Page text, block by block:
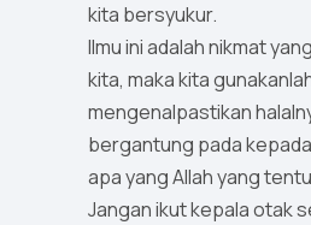
kita bersyukur.
Ilmu ini adalah nikmat
kita, maka kita
mengenalpastikan
bergantung pada
apa yang Allah yang
Jangan ikut kepala otak